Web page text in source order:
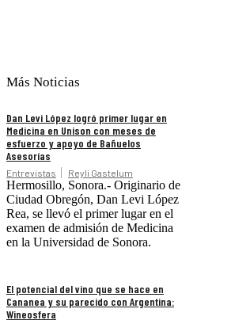
Más Noticias
Dan Levi López logró primer lugar en
Medicina en Unison con meses de
esfuerzo y apoyo de Bañuelos
Asesorías
Entrevistas Reyli Gastelum
Hermosillo, Sonora.- Originario de
Ciudad Obregón, Dan Levi López
Rea, se llevó el primer lugar en el
examen de admisión de Medicina
en la Universidad de Sonora.
El potencial del vino que se hace en
Cananea y su parecido con Argentina:
Wineosfera